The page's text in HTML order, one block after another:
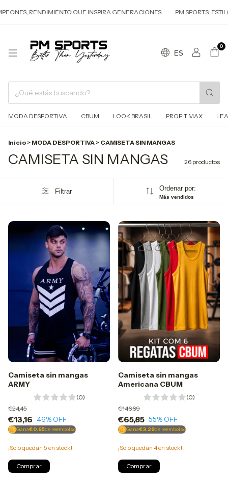
QUE INSPIRA GENERACIONES. PM SPORTS: ESTILO QUE
ES
0
MODA DESPORTIVA CBUM LOOK BRASIL PROFIT MAX
Inicio > MODA DESPORTIVA > CAMISETA SIN MANGAS
CAMISETA SIN MANGAS 26 productos
Filtrar Ordenar por:
Más vendidos
Camiseta sin mangas
ARMY
(0)
€13,16
€24,45
46% OFF
Gana€0.65de reembolso
¡Solo quedan 5 en stock!
Comprar
Camiseta sin mangas
Americana CBUM
(0)
€65,85
€146,69
55% OFF
Gana€3.29de reembolso
¡Solo quedan 4en stock!
Comprar